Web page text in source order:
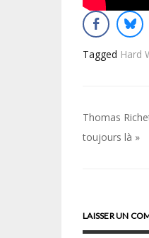
Tagged Hard
de
Thomas
toujours là »
LAISSER UN